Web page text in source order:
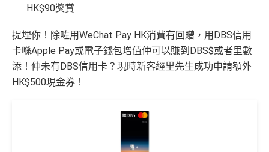
HK$90獎賞
提埋你！除咗用WeChat Pay HK消費有回贈，用DBS信用
卡喺Apple Pay或電子錢包增值仲可以賺到DBS$或者里數
添！仲未有DBS信用卡？現時新客經里先生成功申請額外
HK$500現金券！